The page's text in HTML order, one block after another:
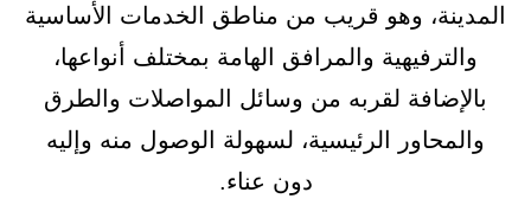
المدينة، وهو قريب من مناطق الخدمات الأساسية
والترفيهية والمرافق الهامة بمختلف أنواعها،
بالإضافة لقربه من وسائل المواصلات والطرق
والمحاور الرئيسية، لسهولة الوصول منه وإليه
دون عناء.